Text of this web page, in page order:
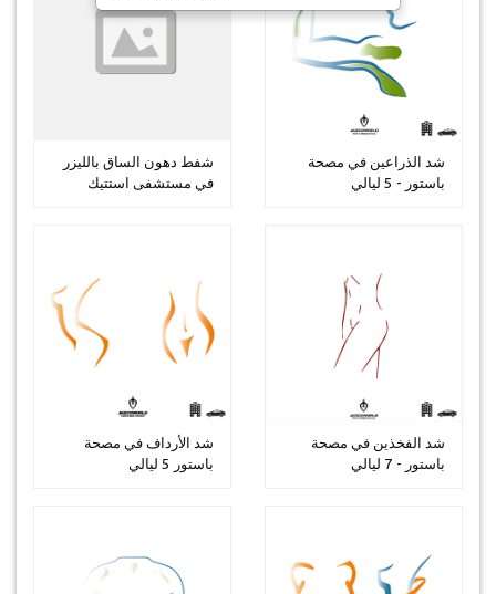
شفط دهون الساق بالليزر
في مستشفى استتيك
شد الذراعين في مصحة
باستور - 5 ليالي
شد الأرداف في مصحة
باستور 5 ليالي
شد الفخذين في مصحة
باستور - 7 ليالي